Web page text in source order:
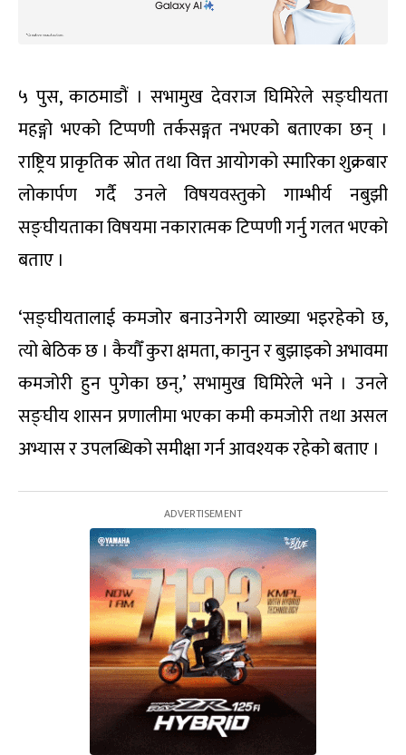
५ पुस, काठमाडौं । सभामुख देवराज घिमिरेले सङ्घीयता
महङ्गो भएको टिप्पणी तर्कसङ्गत नभएको बताएका छन् ।
राष्ट्रिय प्राकृतिक स्रोत तथा वित्त आयोगको स्मारिका शुक्रबार
लोकार्पण गर्दै उनले विषयवस्तुको गाम्भीर्य नबुझी
सङ्घीयताका विषयमा नकारात्मक टिप्पणी गर्नु गलत भएको
बताए ।
‘सङ्घीयतालाई कमजोर बनाउनेगरी व्याख्या भइरहेको छ,
त्यो बेठिक छ । कैयौँ कुरा क्षमता, कानुन र बुझाइको अभावमा
कमजोरी हुन पुगेका छन्,’ सभामुख घिमिरेले भने । उनले
सङ्घीय शासन प्रणालीमा भएका कमी कमजोरी तथा असल
अभ्यास र उपलब्धिको समीक्षा गर्न आवश्यक रहेको बताए ।